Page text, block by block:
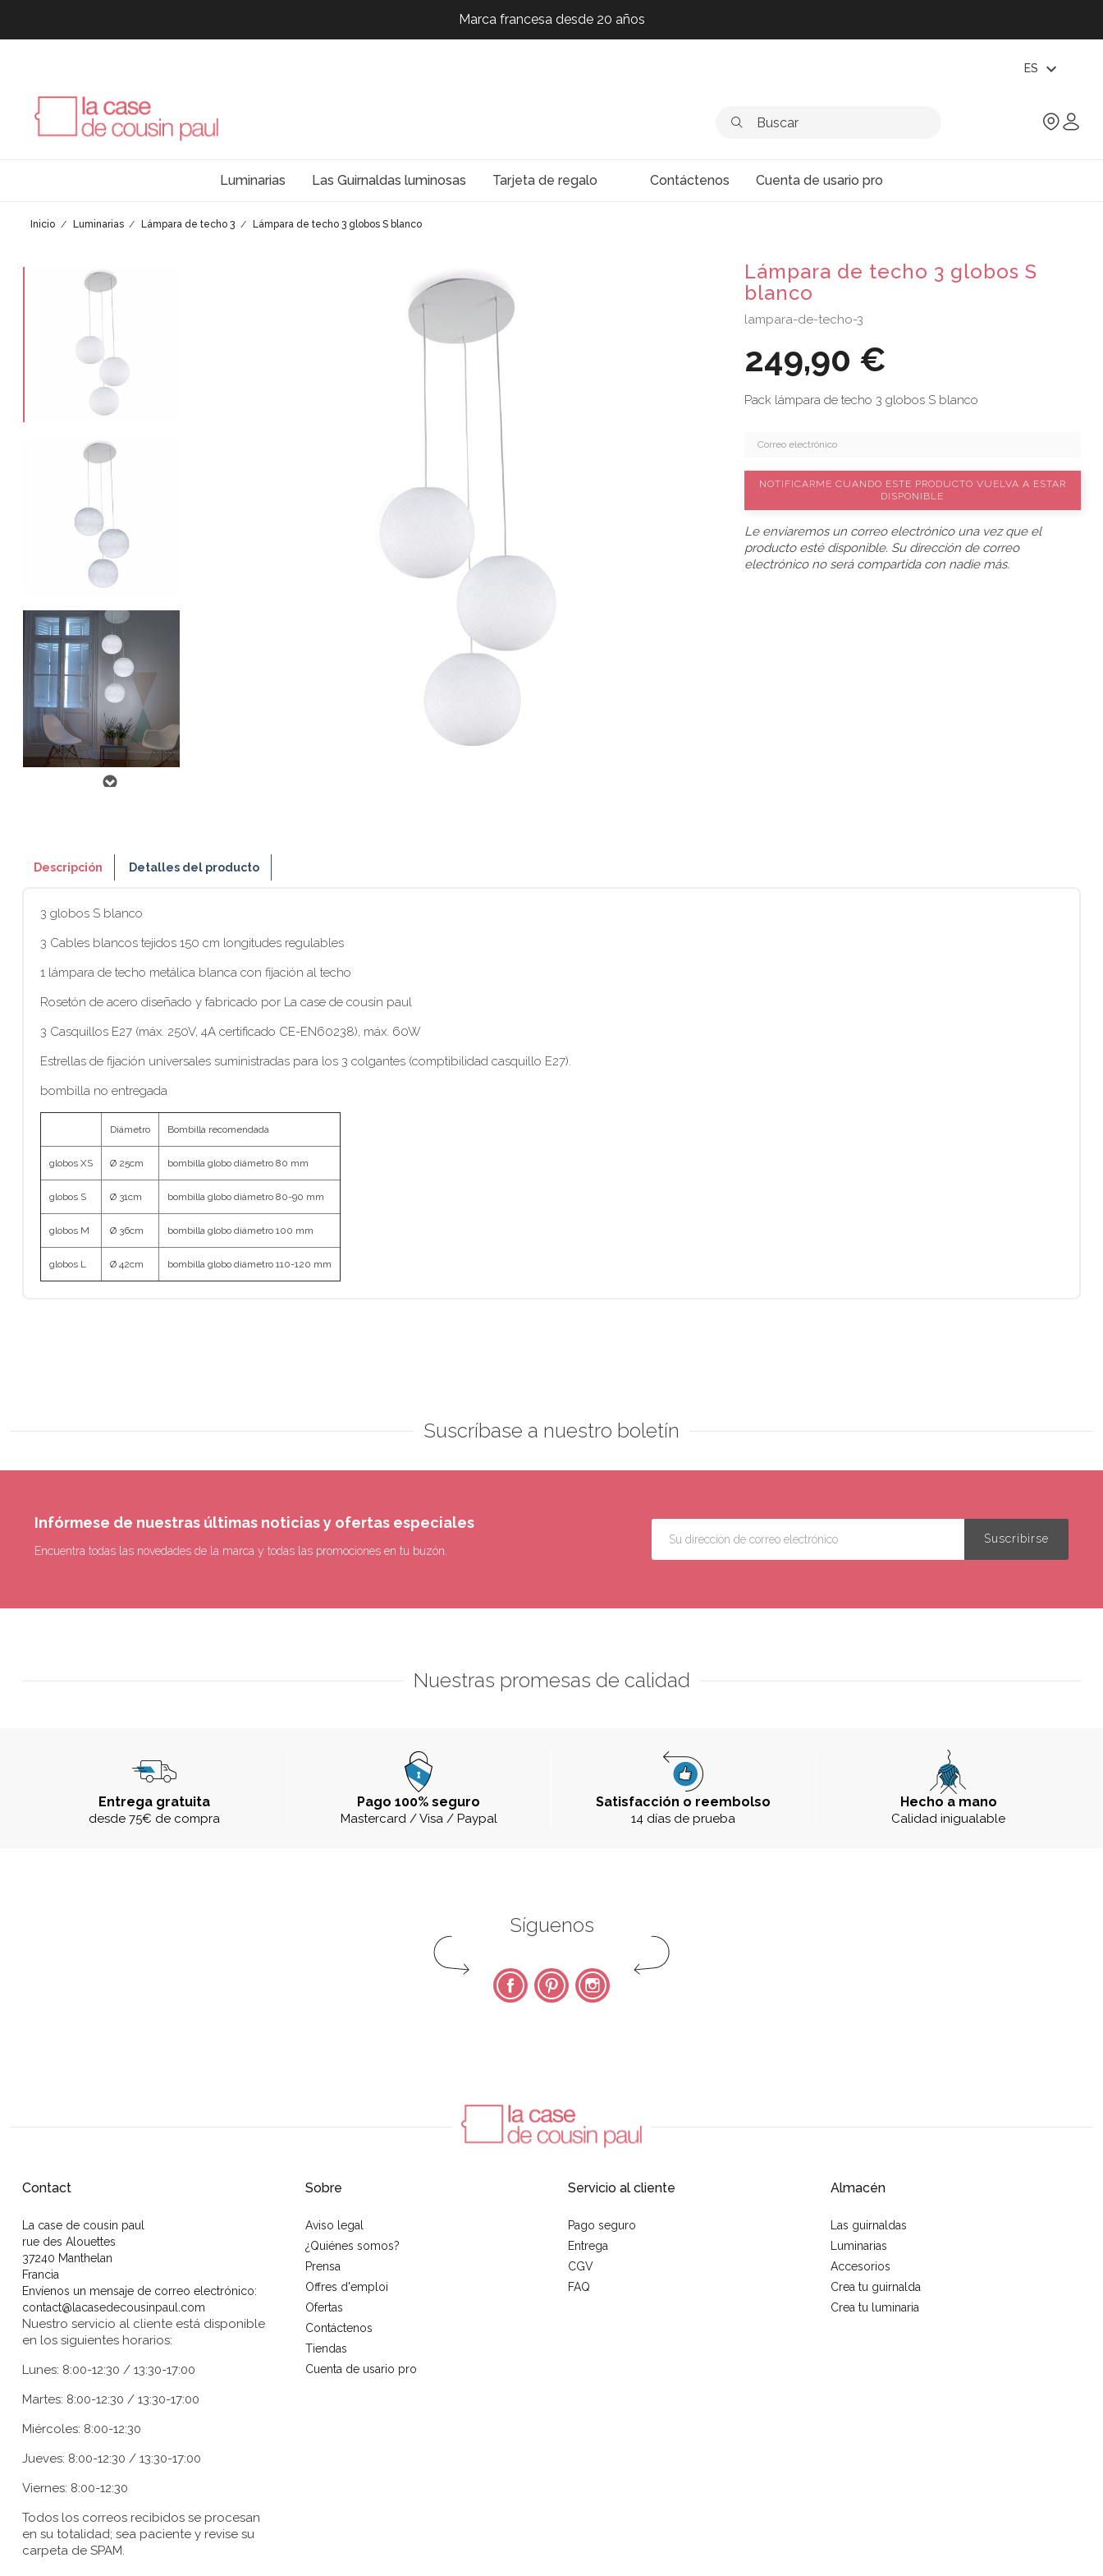
Marca francesa desde 20 años
Marca francesa desde 20 años
ES expand_more
Luminarias Las Guirnaldas luminosas Tarjeta de regalo Contáctenos Cuenta de usario pro
Inicio Luminarias Lámpara de techo 3 Lámpara de techo 3 globos S blanco
Lámpara de techo 3 globos S
blanco
lampara-de-techo-3
249,90 €
Pack lámpara de techo 3 globos S blanco
NOTIFICARME CUANDO ESTE PRODUCTO VUELVA A ESTAR
DISPONIBLE
Le enviaremos un correo electrónico una vez que el
producto esté disponible. Su dirección de correo
electrónico no será compartida con nadie más.
Descripción Detalles del producto
3 globos S blanco
3 Cables blancos tejidos 150 cm longitudes regulables
1 lámpara de techo metálica blanca con fijación al techo
Rosetón de acero diseñado y fabricado por La case de cousin paul
3 Casquillos E27 (máx. 250V, 4A certificado CE-EN60238), máx. 60W
Estrellas de fijación universales suministradas para los 3 colgantes (comptibilidad casquillo E27).
bombilla no entregada
Diámetro Bombilla recomendada
globos XS Ø 25cm bombilla globo diámetro 80 mm
globos S Ø 31cm bombilla globo diámetro 80-90 mm
globos M Ø 36cm bombilla globo diámetro 100 mm
globos L Ø 42cm bombilla globo diámetro 110-120 mm
Suscríbase a nuestro boletín
Infórmese de nuestras últimas noticias y ofertas especiales
Encuentra todas las novedades de la marca y todas las promociones en tu buzón.
Nuestras promesas de calidad
Entrega gratuita
desde 75€ de compra
Pago 100% seguro
Mastercard / Visa / Paypal
Satisfacción o reembolso
14 días de prueba
Hecho a mano
Calidad inigualable
Síguenos
FacebookPinterest Instagram
Contact
La case de cousin paul
rue des Alouettes
37240 Manthelan
Francia
Envíenos un mensaje de correo electrónico:
contact@lacasedecousinpaul.com
Nuestro servicio al cliente está disponible
en los siguientes horarios:
Lunes: 8:00-12:30 / 13:30-17:00
Martes: 8:00-12:30 / 13:30-17:00
Miércoles: 8:00-12:30
Jueves: 8:00-12:30 / 13:30-17:00
Viernes: 8:00-12:30
Todos los correos recibidos se procesan
en su totalidad; sea paciente y revise su
carpeta de SPAM.
Sobre
Aviso legal
¿Quiénes somos?
Prensa
Offres d'emploi
Ofertas
Contáctenos
Tiendas
Cuenta de usario pro
Servicio al cliente
Pago seguro
Entrega
CGV
FAQ
Almacén
Las guirnaldas
Luminarias
Accesorios
Crea tu guirnalda
Crea tu luminaria